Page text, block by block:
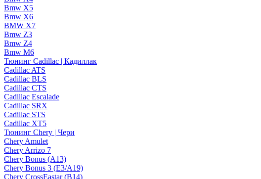
Bmw X5
Bmw X6
BMW X7
Bmw Z3
Bmw Z4
Bmw М6
Тюнинг Cadillac | Кадиллак
Cadillac ATS
Cadillac BLS
Cadillac CTS
Cadillac Escalade
Cadillac SRX
Cadillac STS
Cadillac XT5
Тюнинг Chery | Чери
Chery Amulet
Chery Arrizo 7
Chery Bonus (A13)
Chery Bonus 3 (E3/A19)
Chery CrossEastar (B14)